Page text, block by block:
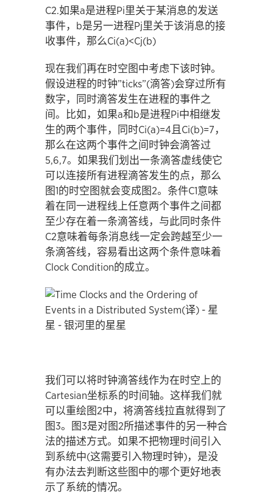
C2.如果a是进程Pi里关于某消息的发送
事件，b是另一进程Pj里关于该消息的接
收事件，那么Ci(a)<Cj(b)
现在我们再在时空图中考虑下该时钟。
假设进程的时钟”ticks”(滴答)会穿过所有
数字，同时滴答发生在进程的事件之
间。比如，如果a和b是进程Pi中相继发
生的两个事件，同时Ci(a)=4且Ci(b)=7，
那么在这两个事件之间时钟会滴答过
5,6,7。如果我们划出一条滴答虚线使它
可以连接所有进程滴答发生的点，那么
图1的时空图就会变成图2。条件C1意味
着在同一进程线上任意两个事件之间都
至少存在着一条滴答线，与此同时条件
C2意味着每条消息线一定会跨越至少一
条滴答线，容易看出这两个条件意味着
Clock Condition的成立。
我们可以将时钟滴答线作为在时空上的
Cartesian坐标系的时间轴。这样我们就
可以重绘图2中，将滴答线拉直就得到了
图3。图3是对图2所描述事件的另一种合
法的描述方式。如果不把物理时间引入
到系统中(这需要引入物理时钟)，是没
有办法去判断这些图中的哪个更好地表
示了系统的情况。